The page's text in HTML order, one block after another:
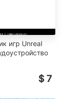
игр Unreal
$ 7